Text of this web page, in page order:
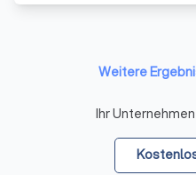
Weitere
Ihr